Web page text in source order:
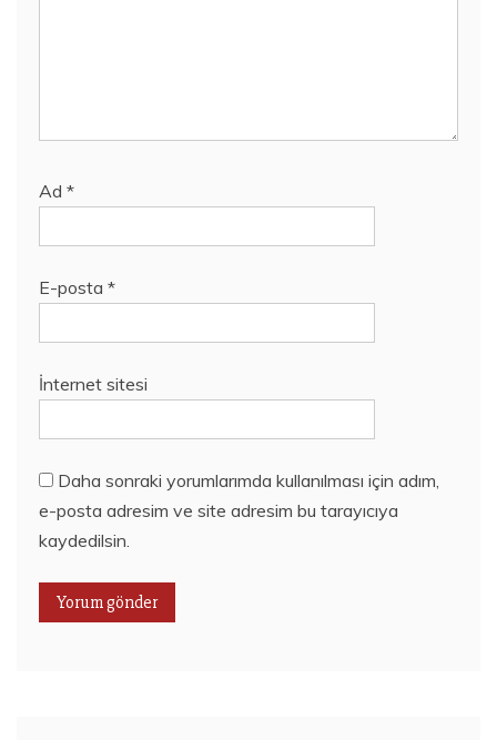
Ad *
E-posta *
İnternet sitesi
Daha sonraki yorumlarımda kullanılması için adım,
e-posta adresim ve site adresim bu tarayıcıya
kaydedilsin.